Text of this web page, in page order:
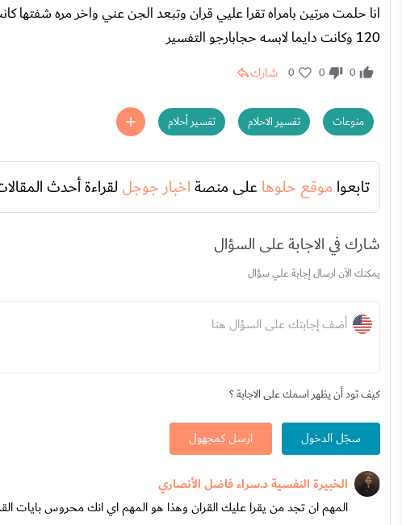
120 وكانت دايما لابسه حجابارجو التفسير
0
0
0 شارك
منوعات تفسير الاحلام تفسير أحلام
تابعوا موقع حلوهاعلى منصةاخبار جوجل لقراءة أحدث
شارك في الاجابة على السؤال
يمكنك الآن ارسال إجابة علي سؤال
أضف إجابتك على السؤال هنا
كيف تود أن يظهر اسمك على الاجابة ؟
سجّل الدخول ارسل كمجهول
الخبيرة النفسية د.سراء فاضل الأنصاري
المهم ان تجد من يقرا عليك القران وهذا هو المهم اي انك محروس بايات